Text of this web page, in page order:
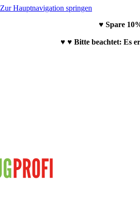
Zur Hauptnavigation springen
♥ Spare
♥ ♥ Bitte beachtet: Es